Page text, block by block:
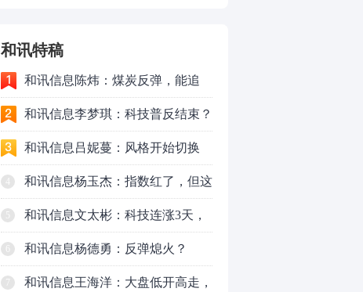
和讯特稿
和讯信息陈炜：煤炭反弹，能追
吗？八月主线看哪？
和讯信息李梦琪：科技普反结束？
和讯信息吕妮蔓：风格开始切换
了，周五干万注意
和讯信息杨玉杰：指数红了，但这
个信号警惕！
5 和讯信息文太彬：科技连涨3天，
明天会迎来分化？
和讯信息杨德勇：反弹熄火？
7 和讯信息王海洋：大盘低开高走，